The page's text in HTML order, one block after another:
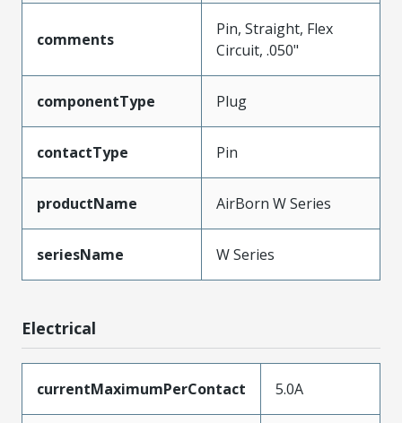
comments
Pin, Straight, Flex
Circuit, .050"
componentType Plug
contactType Pin
productName AirBorn W Series
seriesName W Series
Electrical
currentMaximumPerContact 5.0A